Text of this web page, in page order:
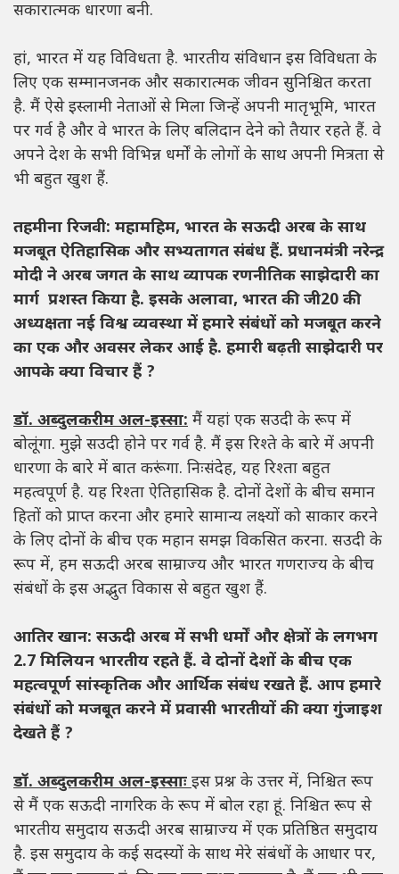
सकारात्मक धारणा बनी.
हां, भारत में यह विविधता है. भारतीय संविधान इस विविधता के
लिए एक सम्मानजनक और सकारात्मक जीवन सुनिश्चित करता
है. मैं ऐसे इस्लामी नेताओं से मिला जिन्हें अपनी मातृभूमि, भारत
पर गर्व है और वे भारत के लिए बलिदान देने को तैयार रहते हैं. वे
अपने देश के सभी विभिन्न धर्मों के लोगों के साथ अपनी मित्रता से
भी बहुत खुश हैं.
तहमीना रिजवी: महामहिम, भारत के सऊदी अरब के साथ
मजबूत ऐतिहासिक और सभ्यतागत संबंध हैं. प्रधानमंत्री नरेन्द्र
मोदी ने अरब जगत के साथ व्यापक रणनीतिक साझेदारी का
मार्ग प्रशस्त किया है. इसके अलावा, भारत की जी20 की
अध्यक्षता नई विश्व व्यवस्था में हमारे संबंधों को मजबूत करने
का एक और अवसर लेकर आई है. हमारी बढ़ती साझेदारी पर
आपके क्या विचार हैं ?
डॉ. अब्दुलकरीम अल-इस्सा: मैं यहां एक सउदी के रूप में
बोलूंगा. मुझे सउदी होने पर गर्व है. मैं इस रिश्ते के बारे में अपनी
धारणा के बारे में बात करूंगा. निःसंदेह, यह रिश्ता बहुत
महत्वपूर्ण है. यह रिश्ता ऐतिहासिक है. दोनों देशों के बीच समान
हितों को प्राप्त करना और हमारे सामान्य लक्ष्यों को साकार करने
के लिए दोनों के बीच एक महान समझ विकसित करना. सउदी के
रूप में, हम सऊदी अरब साम्राज्य और भारत गणराज्य के बीच
संबंधों के इस अद्भुत विकास से बहुत खुश हैं.
आतिर खान: सऊदी अरब में सभी धर्मों और क्षेत्रों के लगभग
2.7 मिलियन भारतीय रहते हैं. वे दोनों देशों के बीच एक
महत्वपूर्ण सांस्कृतिक और आर्थिक संबंध रखते हैं. आप हमारे
संबंधों को मजबूत करने में प्रवासी भारतीयों की क्या गुंजाइश
देखते हैं ?
डॉ. अब्दुलकरीम अल-इस्साःइस प्रश्न के उत्तर में, निश्चित रूप
से मैं एक सऊदी नागरिक के रूप में बोल रहा हूं. निश्चित रूप से
भारतीय समुदाय सऊदी अरब साम्राज्य में एक प्रतिष्ठित समुदाय
है. इस समुदाय के कई सदस्यों के साथ मेरे संबंधों के आधार पर,